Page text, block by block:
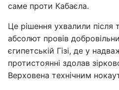
саме проти Кабаєла.
Це рішення ухвалили після
абсолют провів
єгипетській Гізі, де у
протистоянні здолав
Верховена технічним